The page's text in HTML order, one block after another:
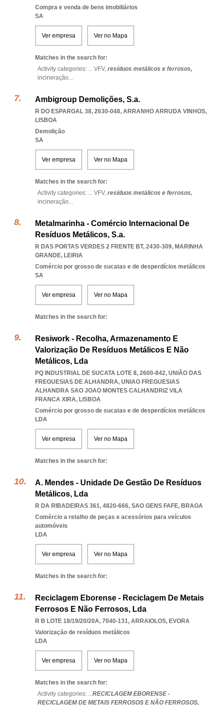
Compra e venda de bens imobiliários
SA
Ver empresa Ver no Mapa
Matches in the search for:
Activity categories: ... VFV, resíduos metálicos e ferrosos,
incineração...
Ambigroup Demolições, S.a.
R DO ESPARGAL 38, 2630-048, ARRANHO ARRUDA VINHOS,
LISBOA
Demolição
SA
Ver empresa Ver no Mapa
Matches in the search for:
Activity categories: ... VFV, resíduos metálicos e ferrosos,
incineração...
Metalmarinha - Comércio Internacional De
Resíduos Metálicos, S.a.
R DAS PORTAS VERDES 2 FRENTE BT, 2430-309, MARINHA
GRANDE, LEIRIA
Comércio por grosso de sucatas e de desperdícios metálicos
SA
Ver empresa Ver no Mapa
Matches in the search for:
Resiwork - Recolha, Armazenamento E
Valorização De Resíduos Metálicos E Não
Metálicos, Lda
PQ INDUSTRIAL DE SUCATA LOTE 8, 2600-842, UNIÃO DAS
FREGUESIAS DE ALHANDRA, UNIAO FREGUESIAS
ALHANDRA SAO JOAO MONTES CALHANDRIZ VILA
FRANCA XIRA, LISBOA
Comércio por grosso de sucatas e de desperdícios metálicos
LDA
Ver empresa Ver no Mapa
Matches in the search for:
A. Mendes - Unidade De Gestão De Resíduos
Metálicos, Lda
R DA RIBADEIRAS 361, 4820-666, SAO GENS FAFE, BRAGA
Comércio a retalho de peças e acessórios para veículos
automóveis
LDA
Ver empresa Ver no Mapa
Matches in the search for:
Reciclagem Eborense - Reciclagem De Metais
Ferrosos E Não Ferrosos, Lda
R B LOTE 18/19/20/20A, 7040-131, ARRAIOLOS, EVORA
Valorização de resíduos metálicos
LDA
Ver empresa Ver no Mapa
Matches in the search for:
Activity categories: ...RECICLAGEM EBORENSE -
RECICLAGEM DE METAIS FERROSOS E NÃO FERROSOS,